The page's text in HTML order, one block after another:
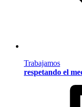
Trabajamos
respetando el